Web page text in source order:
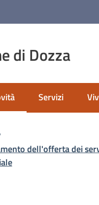
di Dozza
selezionato
Servizi
dell'offerta dei